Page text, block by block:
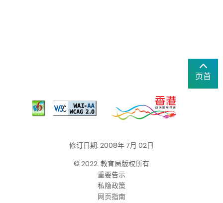
页首
修订日期: 2008年 7月 02日
© 2022. 教育局版权所有
重要告示
私隐政策
网页指南